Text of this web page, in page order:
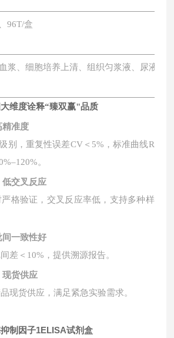
96T/盒
浆、细胞培养上清、组织匀浆液、尿液、
维度诠释“臻双赢"品质
精准度
别，重复性误差CV＜5%，标准曲线R
。
低交叉反应
格验证，交叉反应率低，支持多种样
间一致性好
差＜ 10%，提供溯源报告。
现货供应
现货供应，满足紧急实验需求。
制因子1ELISA试剂盒